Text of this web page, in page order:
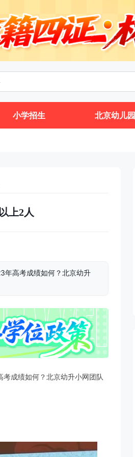
小学招生 北京幼儿园
上2人
年高考成绩如何？北京幼升
成绩如何？北京幼升小网团队